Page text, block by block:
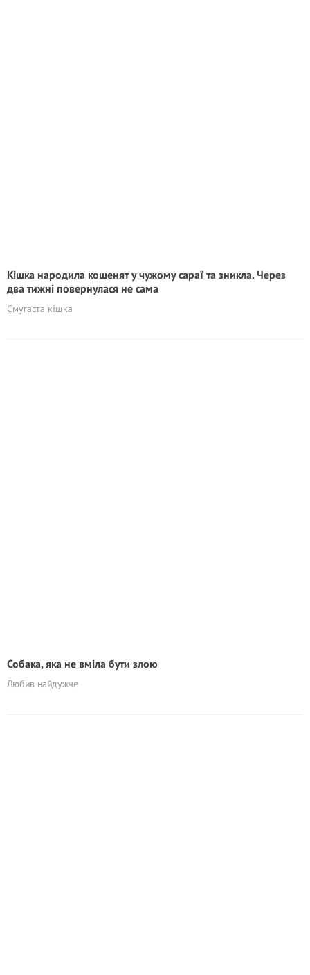
Кішка народила кошенят у чужому сараї та зникла. Через
два тижні повернулася не сама
Смугаста кішка
Собака, яка не вміла бути злою
Любив найдужче